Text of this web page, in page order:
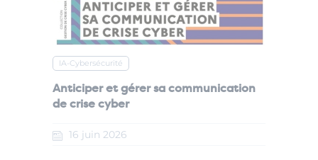
IA-Cybersécurité
Anticiper et gérer sa communication
de crise cyber
16 juin 2026